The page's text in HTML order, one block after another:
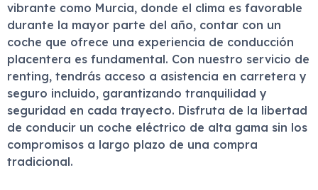
vibrante como Murcia, donde el clima es favorable
durante la mayor parte del año, contar con un
coche que ofrece una experiencia de conducción
placentera es fundamental. Con nuestro servicio de
renting, tendrás acceso a asistencia en carretera y
seguro incluido, garantizando tranquilidad y
seguridad en cada trayecto. Disfruta de la libertad
de conducir un coche eléctrico de alta gama sin los
compromisos a largo plazo de una compra
tradicional.